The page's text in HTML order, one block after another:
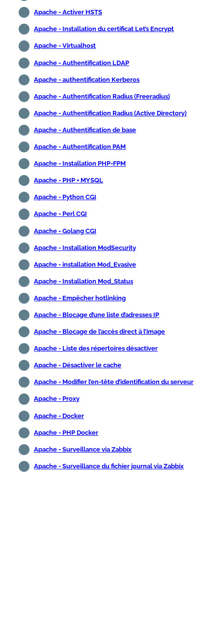
Apache - Activer HSTS
Apache - Installation du certificat Let’s Encrypt
Apache - Virtualhost
Apache - Authentification LDAP
Apache - authentification Kerberos
Apache - Authentification Radius (Freeradius)
Apache - Authentification Radius (Active Directory)
Apache - Authentification de base
Apache - Authentification PAM
Apache - Installation PHP-FPM
Apache - PHP + MYSQL
Apache - Python CGI
Apache - Perl CGI
Apache - Golang CGI
Apache - Installation ModSecurity
Apache - installation Mod_Evasive
Apache - Installation Mod_Status
Apache - Empêcher hotlinking
Apache - Blocage d’une liste d’adresses IP
Apache - Blocage de l’accès direct à l’image
Apache - Liste des répertoires désactiver
Apache - Désactiver le cache
Apache - Modifier l’en-tête d’identification du serveur
Apache - Proxy
Apache - Docker
Apache - PHP Docker
Apache - Surveillance via Zabbix
Apache - Surveillance du fichier journal via Zabbix